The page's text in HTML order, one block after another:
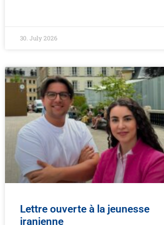
30. July 2026
Lettre ouverte à la jeunesse
iranienne